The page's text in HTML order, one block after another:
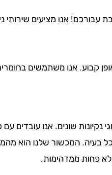
אנו מציעים שירותי
קבוע. אנו משתמשים
ויש לנו ניסיון רב בסוגי נקיונות שונים. אנו עובדים
בעיה. המכשור שלנו הוא
פחות ממדהימות.